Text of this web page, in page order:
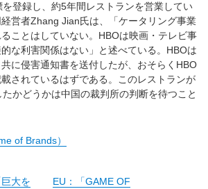
登録し、約5年間レストランを営業してい
営者Zhang Jian氏は、「ケータリング事業
ことはしていない。HBOは映画・テレビ事
な利害関係はない」と述べている。HBOは
に侵害通知書を送付したが、おそらくHBO
されているはずである。このレストランが
かどうかは中国の裁判所の判断を待つこと
of Brands）
大を
EU：「GAME OF